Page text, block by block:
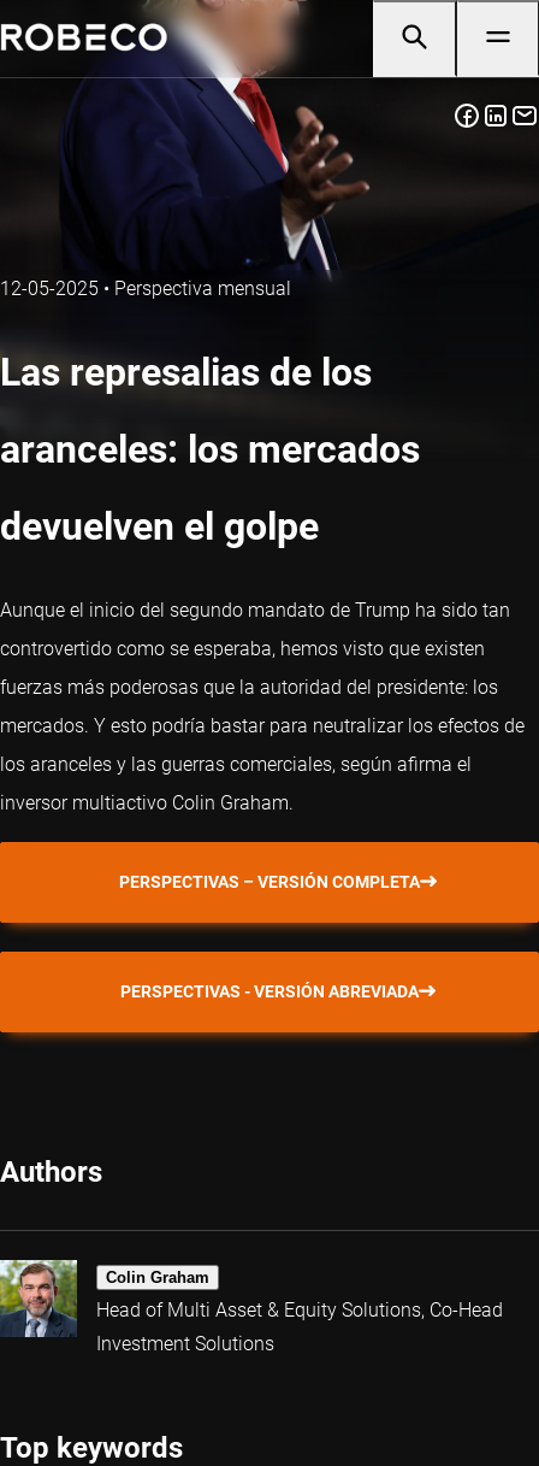
12-05-2025 • Perspectiva mensual
Las represalias de los
aranceles: los mercados
devuelven el golpe
Aunque el inicio del segundo mandato de Trump ha sido tan
controvertido como se esperaba, hemos visto que existen
fuerzas más poderosas que la autoridad del presidente: los
mercados. Y esto podría bastar para neutralizar los efectos de
los aranceles y las guerras comerciales, según afirma el
inversor multiactivo Colin Graham.
PERSPECTIVAS – VERSIÓN COMPLETA
PERSPECTIVAS - VERSIÓN ABREVIADA
Authors
Colin Graham
Head of Multi Asset & Equity Solutions, Co-Head
Investment Solutions
Top keywords